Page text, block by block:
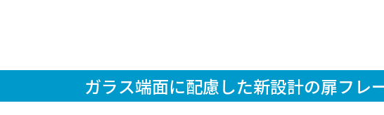
ガラス端面に配慮した新設計の扉フレ